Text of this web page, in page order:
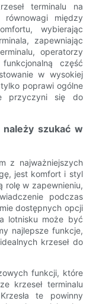
terminalu na
równowagi między
wybierając
zapewniając
operatorzy
część
w wysokiej
poprawi ogólne
przyczyni się do
szukać w
z najważniejszych
jest komfort i styl
rolę w zapewnieniu,
podczas
dostępnych opcji
lotnisku może być
najlepsze funkcje,
krzeseł do
funkcji, które
krzeseł terminalu
te powinny